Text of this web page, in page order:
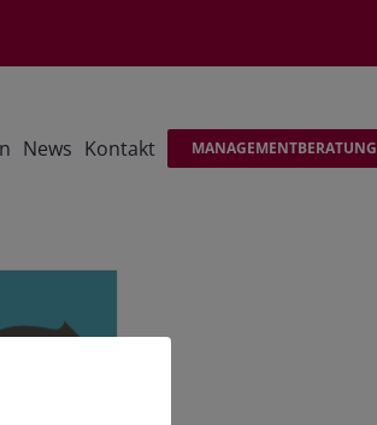
News Kontakt MANAGEMENTBERATUNG